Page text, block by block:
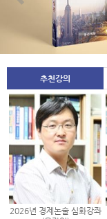
추천강의
2026년 경제논술 심화강좌